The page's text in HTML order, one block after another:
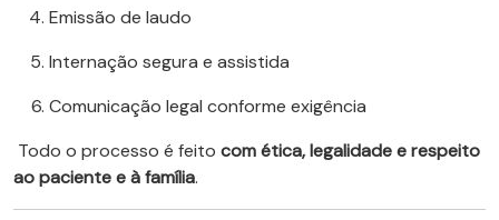
Emissão de laudo
Internação segura e assistida
Comunicação legal conforme exigência
Todo o processo é feito com ética, legalidade e respeito
ao paciente e à família.